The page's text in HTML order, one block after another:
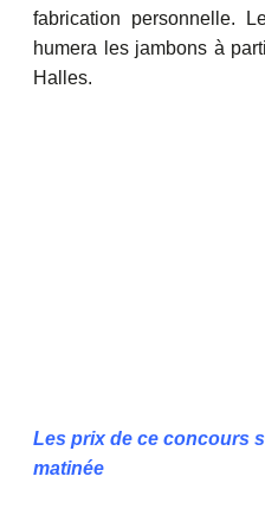
fabrication personnelle.
humera les jambons à
Halles.
Les prix de ce concours
matinée